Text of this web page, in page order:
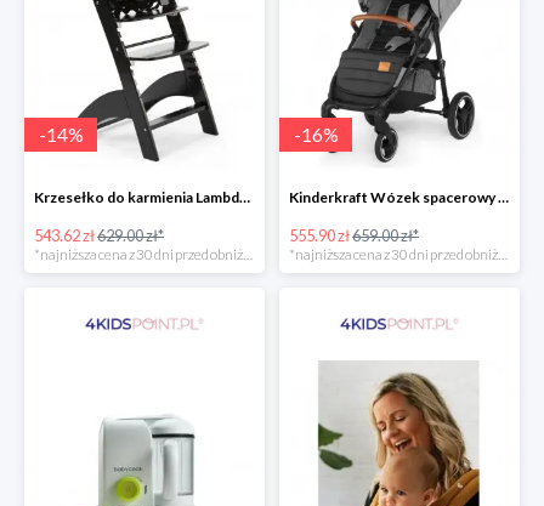
-14%
Krzesełko do karmienia Lambda 3 Black Childhome
543.62 zł629.00 zł*
*najniższa cena z 30 dni przed obniżką
-16%
Kinderkraft Wózek spacerowy Grande LX
555.90 zł659.00 zł*
*najniższa cena z 30 dni przed obniżką